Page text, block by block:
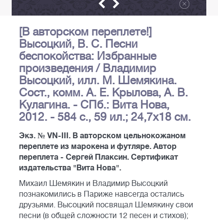
[В авторском переплете!]
Высоцкий, В. С. Песни
беспокойства: Избранные
произведения / Владимир
Высоцкий, илл. М. Шемякина.
Сост., комм. А. Е. Крылова, А. В.
Кулагина. - СПб.: Вита Нова,
2012. - 584 с., 59 ил.; 24,7х18 см.
Экз. № VN-III. В авторском цельнокожаном
переплете из марокена и футляре. Автор
переплета - Сергей Плаксин. Сертификат
издательства "Вита Нова".
Михаил Шемякин и Владимир Высоцкий
познакомились в Париже навсегда остались
друзьями. Высоцкий посвящал Шемякину свои
песни (в общей сложности 12 песен и стихов);